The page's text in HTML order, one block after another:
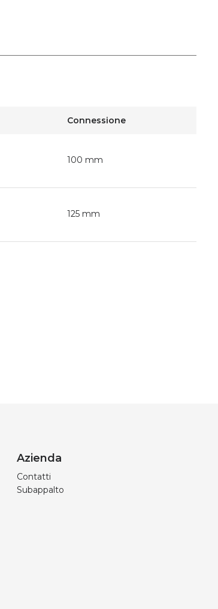
Connessione
100 mm
125 mm
Azienda
Contatti
Subappalto